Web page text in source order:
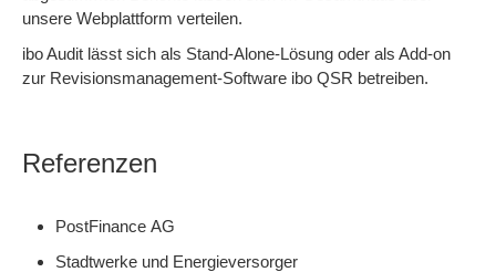
unsere Webplattform verteilen.
ibo Audit lässt sich als Stand-Alone-Lösung oder als Add-on
zur Revisionsmanagement-Software ibo QSR betreiben.
Referenzen
PostFinance AG
Stadtwerke und Energieversorger